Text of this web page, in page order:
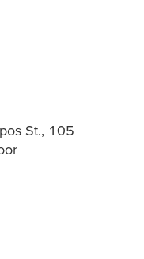
St., 105